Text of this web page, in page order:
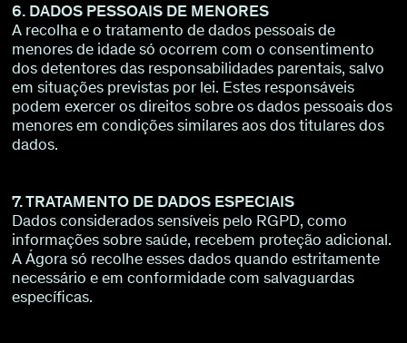
6. DADOS PESSOAIS DE MENORES
A recolha e o tratamento de dados pessoais de
menores de idade só ocorrem com o consentimento
dos detentores das responsabilidades parentais, salvo
em situações previstas por lei. Estes responsáveis
podem exercer os direitos sobre os dados pessoais dos
menores em condições similares aos dos titulares dos
dados.
7. TRATAMENTO DE DADOS ESPECIAIS
Dados considerados sensíveis pelo RGPD, como
informações sobre saúde, recebem proteção adicional.
A Ágora só recolhe esses dados quando estritamente
necessário e em conformidade com salvaguardas
específicas.